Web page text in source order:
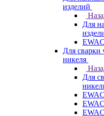
изделий
Для
Для сварки
никеля
Для